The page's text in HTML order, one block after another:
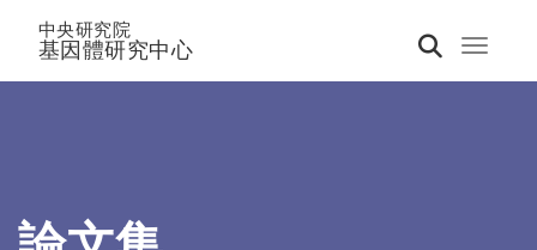
Toggle
中央研究院
基因體研究中心